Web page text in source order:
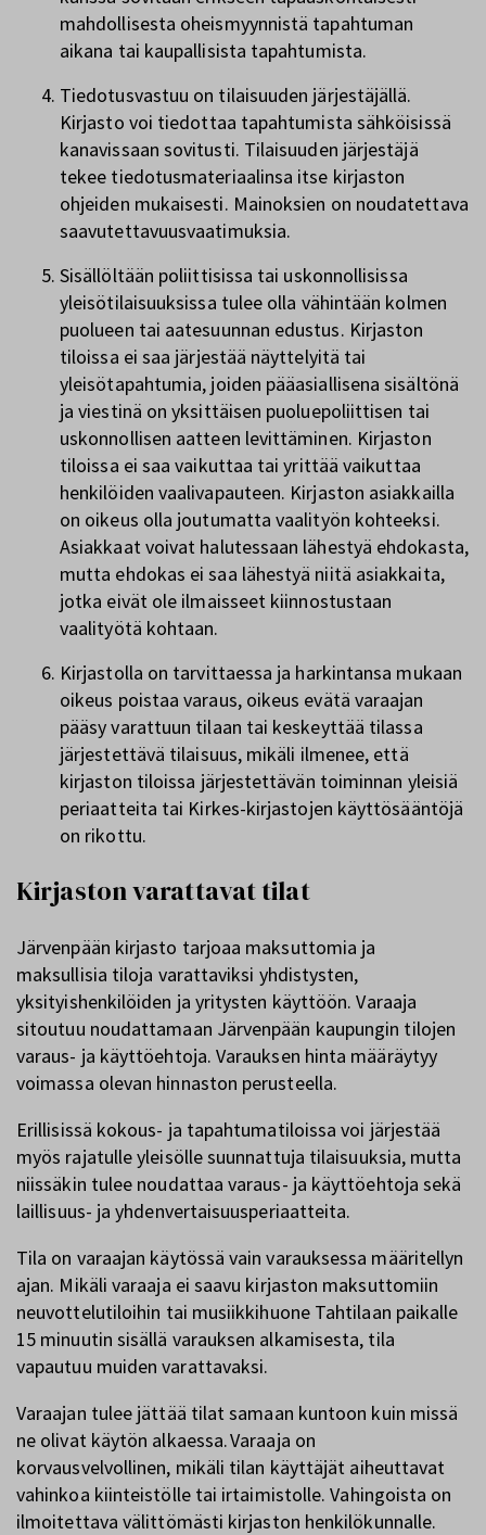
mahdollisesta oheismyynnistä tapahtuman
aikana tai kaupallisista tapahtumista.
Tiedotusvastuu on tilaisuuden järjestäjällä.
Kirjasto voi tiedottaa tapahtumista sähköisissä
kanavissaan sovitusti. Tilaisuuden järjestäjä
tekee tiedotusmateriaalinsa itse kirjaston
ohjeiden mukaisesti. Mainoksien on noudatettava
saavutettavuusvaatimuksia.
Sisällöltään poliittisissa tai uskonnollisissa
yleisötilaisuuksissa tulee olla vähintään kolmen
puolueen tai aatesuunnan edustus. Kirjaston
tiloissa ei saa järjestää näyttelyitä tai
yleisötapahtumia, joiden pääasiallisena sisältönä
ja viestinä on yksittäisen puoluepoliittisen tai
uskonnollisen aatteen levittäminen. Kirjaston
tiloissa ei saa vaikuttaa tai yrittää vaikuttaa
henkilöiden vaalivapauteen. Kirjaston asiakkailla
on oikeus olla joutumatta vaalityön kohteeksi.
Asiakkaat voivat halutessaan lähestyä ehdokasta,
mutta ehdokas ei saa lähestyä niitä asiakkaita,
jotka eivät ole ilmaisseet kiinnostustaan
vaalityötä kohtaan.
Kirjastolla on tarvittaessa ja harkintansa mukaan
oikeus poistaa varaus, oikeus evätä varaajan
pääsy varattuun tilaan tai keskeyttää tilassa
järjestettävä tilaisuus, mikäli ilmenee, että
kirjaston tiloissa järjestettävän toiminnan yleisiä
periaatteita tai Kirkes-kirjastojen käyttösääntöjä
on rikottu.
Kirjaston varattavat tilat
Järvenpään kirjasto tarjoaa maksuttomia ja
maksullisia tiloja varattaviksi yhdistysten,
yksityishenkilöiden ja yritysten käyttöön. Varaaja
sitoutuu noudattamaan Järvenpään kaupungin tilojen
varaus- ja käyttöehtoja. Varauksen hinta määräytyy
voimassa olevan hinnaston perusteella.
Erillisissä kokous- ja tapahtumatiloissa voi järjestää
myös rajatulle yleisölle suunnattuja tilaisuuksia, mutta
niissäkin tulee noudattaa varaus- ja käyttöehtoja sekä
laillisuus- ja yhdenvertaisuusperiaatteita.
Tila on varaajan käytössä vain varauksessa määritellyn
ajan. Mikäli varaaja ei saavu kirjaston maksuttomiin
neuvottelutiloihin tai musiikkihuone Tahtilaan paikalle
15 minuutin sisällä varauksen alkamisesta, tila
vapautuu muiden varattavaksi.
Varaajan tulee jättää tilat samaan kuntoon kuin missä
ne olivat käytön alkaessa. Varaaja on
korvausvelvollinen, mikäli tilan käyttäjät aiheuttavat
vahinkoa kiinteistölle tai irtaimistolle. Vahingoista on
ilmoitettava välittömästi kirjaston henkilökunnalle.